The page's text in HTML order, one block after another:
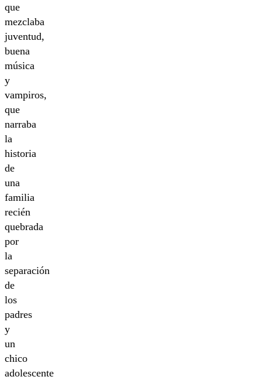
que
mezclaba
juventud,
buena
música
y
vampiros,
que
narraba
la
historia
de
una
familia
recién
quebrada
por
la
separación
de
los
padres
y
un
chico
adolescente